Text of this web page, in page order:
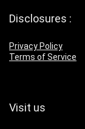
Disclosures :
Privacy Policy
Terms of Service
Visit us